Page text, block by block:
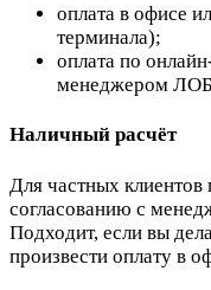
оплата в офисе
терминала);
оплата по
менеджером
Наличный расчёт
Для частных клиентов
согласованию с
Подходит, если вы
произвести оплату в